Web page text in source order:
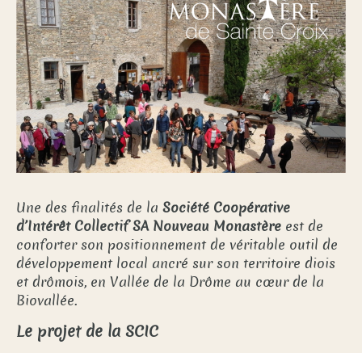
Une des finalités de la Société Coopérative
d’Intérêt Collectif SA Nouveau Monastère est de
conforter son positionnement de véritable outil de
développement local ancré sur son territoire diois
et drômois, en Vallée de la Drôme au cœur de la
Biovallée.
Le projet de la SCIC